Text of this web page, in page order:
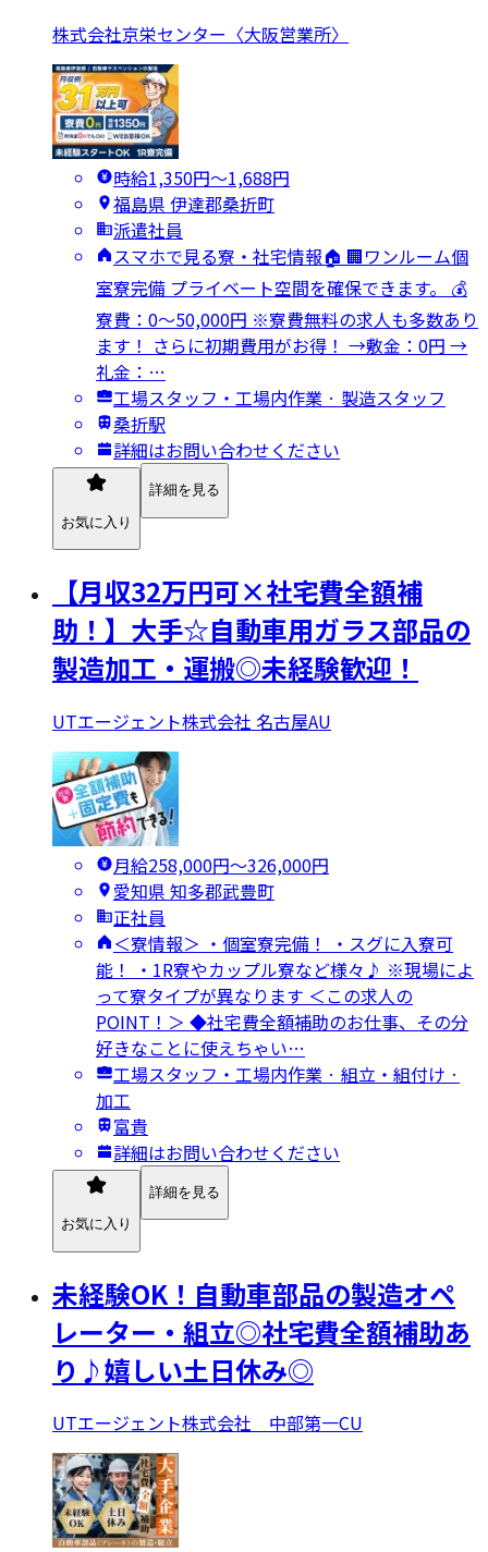
株式会社京栄センター〈大阪営業所〉
時給1,350円〜1,688円
福島県 伊達郡桑折町
派遣社員
スマホで見る寮・社宅情報🏠 🏢ワンルーム個
室寮完備 プライベート空間を確保できます。 💰
寮費：0～50,000円 ※寮費無料の求人も多数あり
ます！ さらに初期費用がお得！ →敷金：0円 →
礼金：…
工場スタッフ・工場内作業 · 製造スタッフ
桑折駅
詳細はお問い合わせください
お気に入り
詳細を見る
【月収32万円可×社宅費全額補
助！】大手☆自動車用ガラス部品の
製造加工・運搬◎未経験歓迎！
UTエージェント株式会社 名古屋AU
月給258,000円〜326,000円
愛知県 知多郡武豊町
正社員
＜寮情報＞ ・個室寮完備！ ・スグに入寮可
能！ ・1R寮やカップル寮など様々♪ ※現場によ
って寮タイプが異なります ＜この求人の
POINT！＞ ◆社宅費全額補助のお仕事、その分
好きなことに使えちゃい…
工場スタッフ・工場内作業 · 組立・組付け ·
加工
富貴
詳細はお問い合わせください
お気に入り
詳細を見る
未経験OK！自動車部品の製造オペ
レーター・組立◎社宅費全額補助あ
り♪嬉しい土日休み◎
UTエージェント株式会社 中部第一CU